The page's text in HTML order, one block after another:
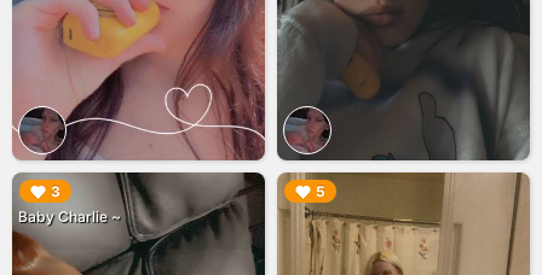
3
Baby Charlie ~
▶︎ 5
▶︎